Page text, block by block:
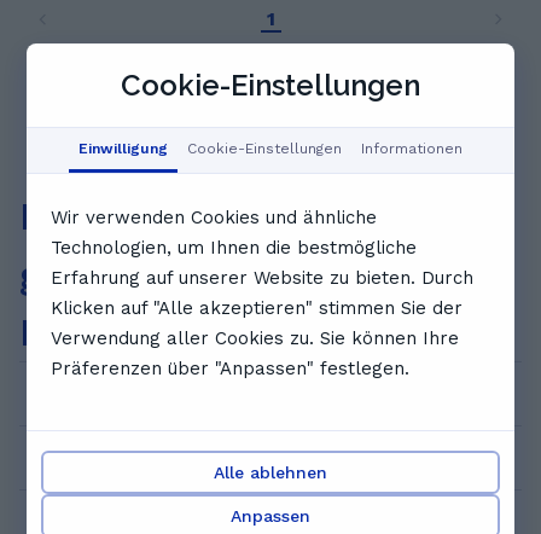
(Grundschule) - DaZ / DaF (Erwachsene und
(Erwachsene für die Niveaus A1-A2)
1
Häufig
gestellte
Fragen
Wie viel kostet das?
Wer sind die Nachhilfelehrer*innen bei
Cookie-Einstellungen
Einwilligung Cookie-Einstellungen Informationen
Wir verwenden Cookies und ähnliche
Technologien, um Ihnen die bestmögliche
Erfahrung auf unserer Website zu bieten. Durch
Klicken auf "Alle akzeptieren" stimmen Sie der
Verwendung aller Cookies zu. Sie können Ihre
Präferenzen über "Anpassen" festlegen.
Alle ablehnen
Anpassen